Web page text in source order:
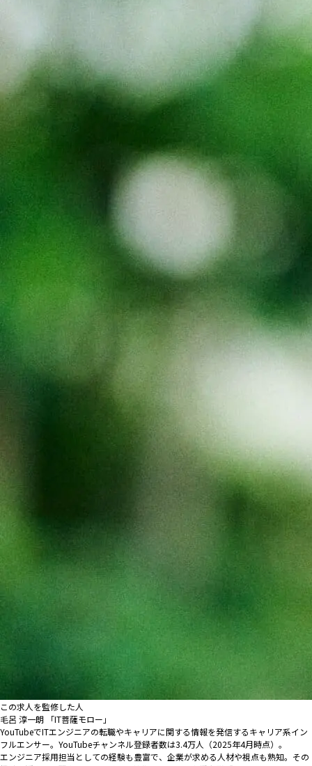
この求人を監修した人
毛呂 淳一朗 「IT菩薩モロー」
YouTubeでITエンジニアの転職やキャリアに関する情報を発信するキャリア系イン
フルエンサー。YouTubeチャンネル登録者数は3.4万人（2025年4月時点）。
エンジニア採用担当としての経験も豊富で、企業が求める人材や視点も熟知。その